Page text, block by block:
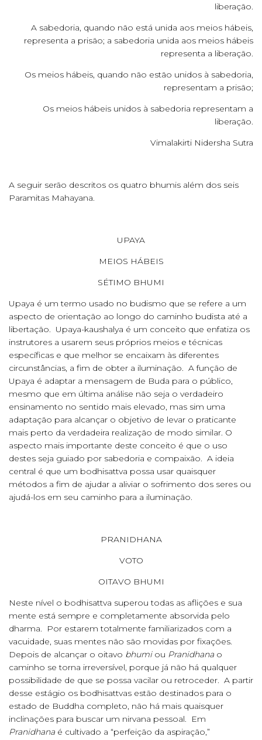
liberação.
A sabedoria, quando não está unida aos meios hábeis,
representa a prisão; a sabedoria unida aos meios hábeis
representa a liberação.
Os meios hábeis, quando não estão unidos à sabedoria,
representam a prisão;
Os meios hábeis unidos à sabedoria representam a
liberação.
Vimalakirti Nidersha Sutra
A seguir serão descritos os quatro bhumis além dos seis
Paramitas Mahayana.
UPAYA
MEIOS HÁBEIS
SÉTIMO BHUMI
Upaya é um termo usado no budismo que se refere a um
aspecto de orientação ao longo do caminho budista até a
libertação. Upaya-kaushalya é um conceito que enfatiza os
instrutores a usarem seus próprios meios e técnicas
específicas e que melhor se encaixam às diferentes
circunstâncias, a fim de obter a iluminação. A função de
Upaya é adaptar a mensagem de Buda para o público,
mesmo que em última análise não seja o verdadeiro
ensinamento no sentido mais elevado, mas sim uma
adaptação para alcançar o objetivo de levar o praticante
mais perto da verdadeira realização de modo similar. O
aspecto mais importante deste conceito é que o uso
destes seja guiado por sabedoria e compaixão. A ideia
central é que um bodhisattva possa usar quaisquer
métodos a fim de ajudar a aliviar o sofrimento dos seres ou
ajudá-los em seu caminho para a iluminação.
PRANIDHANA
VOTO
OITAVO BHUMI
Neste nível o bodhisattva superou todas as aflições e sua
mente está sempre e completamente absorvida pelo
dharma. Por estarem totalmente familiarizados com a
vacuidade, suas mentes não são movidas por fixações.
Depois de alcançar o oitavo bhumi ou Pranidhana o
caminho se torna irreversível, porque já não há qualquer
possibilidade de que se possa vacilar ou retroceder. A partir
desse estágio os bodhisattvas estão destinados para o
estado de Buddha completo, não há mais quaisquer
inclinações para buscar um nirvana pessoal. Em
Pranidhana é cultivado a “perfeição da aspiração,”